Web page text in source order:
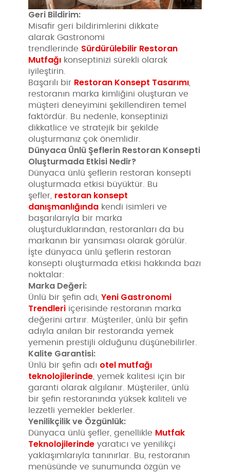
Geri Bildirim:
Misafir geri bildirimlerini dikkate
alarak Gastronomi
trendlerinde Sürdürülebilir Restoran
Mutfağı konseptinizi sürekli olarak
iyileştirin.
Başarılı bir Restoran Konsept Tasarımı,
restoranın marka kimliğini oluşturan ve
müşteri deneyimini şekillendiren temel
faktördür. Bu nedenle, konseptinizi
dikkatlice ve stratejik bir şekilde
oluşturmanız çok önemlidir.
Dünyaca Ünlü Şeflerin Restoran Konsepti
Oluşturmada Etkisi Nedir?
Dünyaca ünlü şeflerin restoran konsepti
oluşturmada etkisi büyüktür. Bu
şefler, restoran konsept
danışmanlığında kendi isimleri ve
başarılarıyla bir marka
oluşturduklarından, restoranları da bu
markanın bir yansıması olarak görülür.
İşte dünyaca ünlü şeflerin restoran
konsepti oluşturmada etkisi hakkında bazı
noktalar:
Marka Değeri:
Ünlü bir şefin adı,Yeni Gastronomi
Trendleri içerisinde restoranın marka
değerini artırır. Müşteriler, ünlü bir şefin
adıyla anılan bir restoranda yemek
yemenin prestijli olduğunu düşünebilirler.
Kalite Garantisi:
Ünlü bir şefin adı otel mutfağı
teknolojilerinde, yemek kalitesi için bir
garanti olarak algılanır. Müşteriler, ünlü
bir şefin restoranında yüksek kaliteli ve
lezzetli yemekler beklerler.
Yenilikçilik ve Özgünlük:
Dünyaca ünlü şefler, genellikle Mutfak
Teknolojilerinde yaratıcı ve yenilikçi
yaklaşımlarıyla tanınırlar. Bu, restoranın
menüsünde ve sunumunda özgün ve